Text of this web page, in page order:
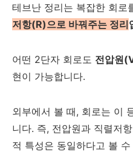
테브난 정리는 복잡한 회로
저항(R)으로 바꿔주는 정리
어떤 2단자 회로도 전압원
현이 가능합니다.
외부에서 볼 때, 회로는 이
니다. 즉, 전압원과 직렬저
적 특성은 동일하다고 볼 수